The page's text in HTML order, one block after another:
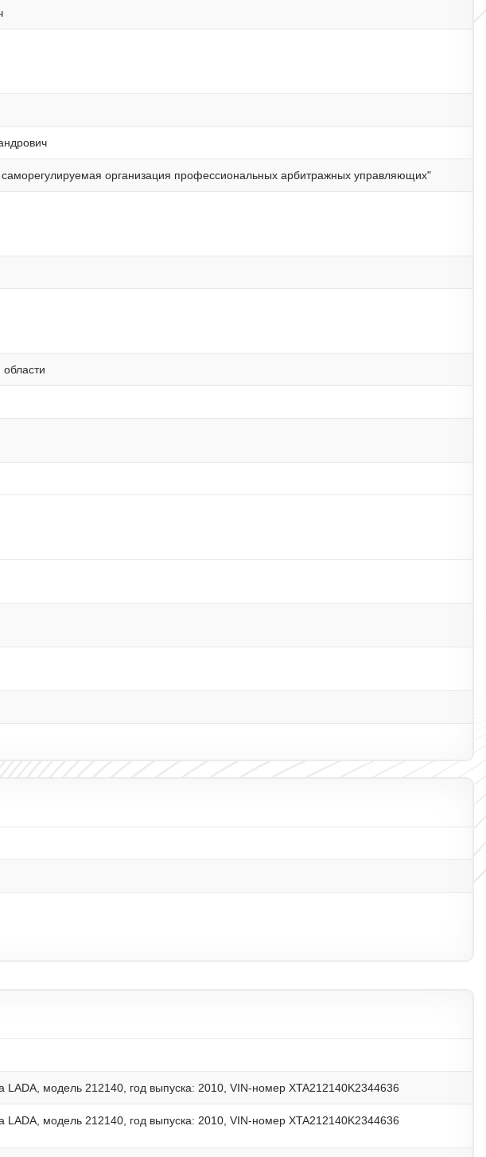
организация профессиональных арбитражных управляющих"
LADA, модель 212140, год выпуска: 2010, VIN-номер XTA212140K2344636
LADA, модель 212140, год выпуска: 2010, VIN-номер XTA212140K2344636